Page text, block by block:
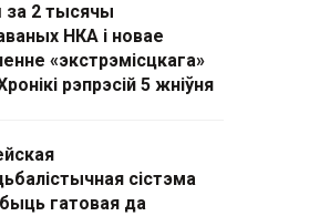
за 2 тысячы
НКА і новае
«экстрэмісцкага»
рэпрэсій 5 жніўня
сістэма
гатовая да